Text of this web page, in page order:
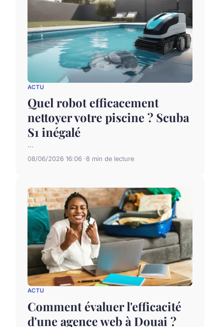
ACTU
Quel robot efficacement
nettoyer votre piscine ? Scuba
S1 inégalé
...
08/06/2026 16:06 8 min de lecture
ACTU
Comment évaluer l'efficacité
d'une agence web à Douai ?